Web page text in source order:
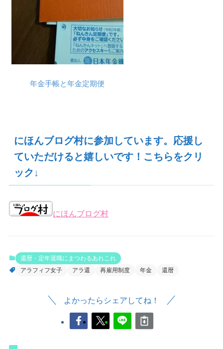
年金手帳と年金定期便
にほんブログ村に参加しています。応援し
ていただけると嬉しいです！こちらをクリ
ック↓
にほんブログ村
還暦・定年退職にまつわるあれこれ
アラフィフ女子
アラ還 再雇用制度 年金 還暦
よかったらシェアしてね！